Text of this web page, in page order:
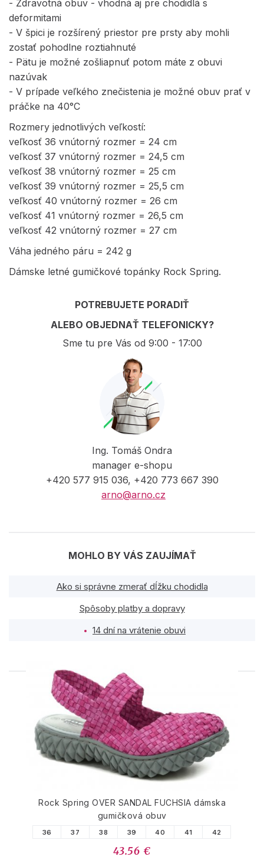
- Zdravotná obuv - vhodná aj pre chodidlá s
deformitami
- V špici je rozšírený priestor pre prsty aby mohli
zostať pohodlne roztiahnuté
- Pätu je možné zošliapnuť potom máte z obuvi
nazúvak
- V prípade veľkého znečistenia je možné obuv prať v
práčke na 40°C
Rozmery jednotlivých veľkostí:
veľkosť 36 vnútorný rozmer = 24 cm
veľkosť 37 vnútorný rozmer = 24,5 cm
veľkosť 38 vnútorný rozmer = 25 cm
veľkosť 39 vnútorný rozmer = 25,5 cm
veľkosť 40 vnútorný rozmer = 26 cm
veľkosť 41 vnútorný rozmer = 26,5 cm
veľkosť 42 vnútorný rozmer = 27 cm
Váha jedného páru = 242 g
Dámske letné gumičkové topánky Rock Spring.
POTREBUJETE PORADIŤ
ALEBO OBJEDNAŤ TELEFONICKY?
Sme tu pre Vás od 9:00 - 17:00
Ing. Tomáš Ondra
manager e-shopu
+420 577 915 036, +420 773 667 390
arno@arno.cz
MOHLO BY VÁS ZAUJÍMAŤ
Ako si správne zmerať dĺžku chodidla
Spôsoby platby a dopravy
14 dní na vrátenie obuvi
PODOBNÉ PRODUKTY
Rock Spring OVER SANDAL FUCHSIA dámska
gumičková obuv
36 37 38 39 40 41 42
43.56 €